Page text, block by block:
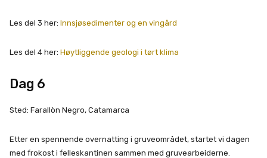
Les del 3 her: Innsjøsedimenter og en vingård
Les del 4 her: Høytliggende geologi i tørt klima
Dag 6
Sted: Farallòn Negro, Catamarca
Etter en spennende overnatting i gruveområdet, startet vi dagen
med frokost i felleskantinen sammen med gruvearbeiderne.